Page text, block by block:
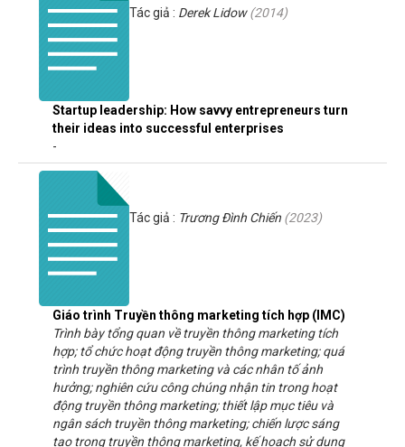
Startup leadership: How savvy entrepreneurs turn
their ideas into successful enterprises
Tác giả : Derek Lidow(2014)
-
Giáo trình Truyền thông marketing tích hợp (IMC)
Tác giả : Trương Đình Chiến (2023)
Trình bày tổng quan về truyền thông marketing tích
hợp; tổ chức hoạt động truyền thông marketing; quá
trình truyền thông marketing và các nhân tố ảnh
hưởng; nghiên cứu công chúng nhận tin trong hoạt
động truyền thông marketing; thiết lập mục tiêu và
ngân sách truyền thông marketing; chiến lược sáng
tạo trong truyền thông marketing, kế hoạch sử dụng